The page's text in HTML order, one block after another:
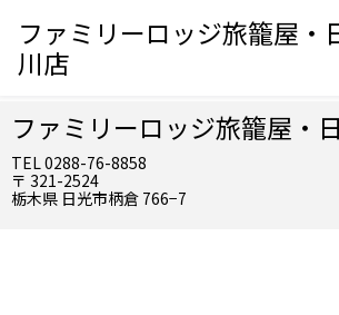
ファミリーロッジ旅籠屋・
川店
ファミリーロッジ旅籠屋・
TEL 0288-76-8858
〒 321-2524
栃木県 日光市柄倉 766−7